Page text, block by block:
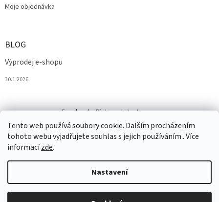
Tento web používá soubory cookie. Dalším procházením
tohoto webu vyjadřujete souhlas s jejich používáním.. Více
informacízde.
Nastavení
Moje objednávka
BLOG
Výprodej e-shopu
30.1.2026
Facebook Pinterest Instagram
Vytvořil Shoptet